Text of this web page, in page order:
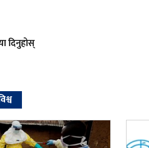
दिनुहोस्